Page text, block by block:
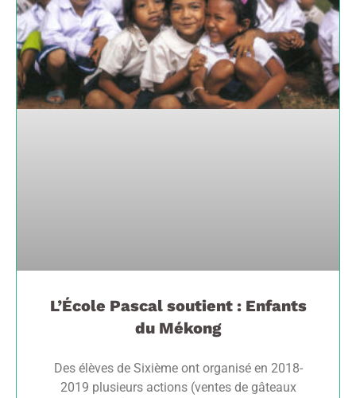
L’École Pascal soutient : Enfants
du Mékong
Des élèves de Sixième ont organisé en 2018-
2019 plusieurs actions (ventes de gâteaux